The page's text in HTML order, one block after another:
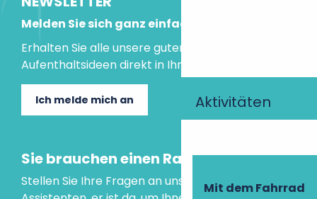
Aktivitäten
Mit dem Fahrrad
Melden Sie sich ganz einfach an!
Erhalten Sie alle unsere guten Tipps und
Aufenthaltsideen direkt in Ihre Mailbox.
Ich melde mich an
Sie brauchen einen Rat?
Stellen Sie Ihre Fragen an unseren virtuellen